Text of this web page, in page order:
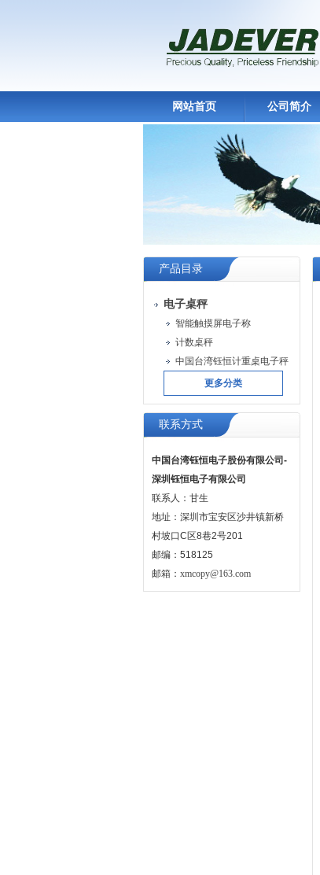
网站首页 公司简介
产品目录
电子桌秤
智能触摸屏电子称
计数桌秤
中国台湾钰恒计重桌电子秤
更多分类
联系方式
中国台湾钰恒电子股份有限公司-
深圳钰恒电子有限公司
联系人：甘生
地址：深圳市宝安区沙井镇新桥
村坡口C区8巷2号201
邮编：518125
邮箱： xmcopy@163.com